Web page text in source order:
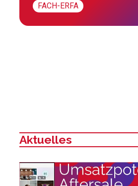
FACH-ERFA
Aktuelles
: